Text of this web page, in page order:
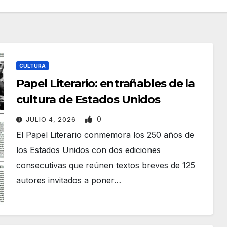
CULTURA
Papel Literario: entrañables de la
cultura de Estados Unidos
JULIO 4, 2026 0
El Papel Literario conmemora los 250 años de
los Estados Unidos con dos ediciones
consecutivas que reúnen textos breves de 125
autores invitados a poner…